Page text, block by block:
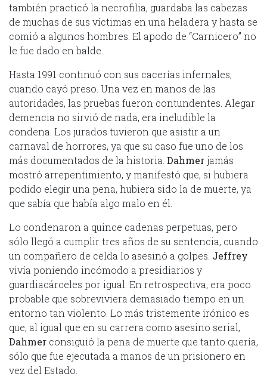
también practicó la necrofilia, guardaba las cabezas
de muchas de sus víctimas en una heladera y hasta se
comió a algunos hombres. El apodo de “Carnicero” no
le fue dado en balde.
Hasta 1991 continuó con sus cacerías infernales,
cuando cayó preso. Una vez en manos de las
autoridades, las pruebas fueron contundentes. Alegar
demencia no sirvió de nada, era ineludible la
condena. Los jurados tuvieron que asistir a un
carnaval de horrores, ya que su caso fue uno de los
más documentados de la historia. Dahmerjamás
mostró arrepentimiento, y manifestó que, si hubiera
podido elegir una pena, hubiera sido la de muerte, ya
que sabía que había algo malo en él.
Lo condenaron a quince cadenas perpetuas, pero
sólo llegó a cumplir tres años de su sentencia, cuando
un compañero de celda lo asesinó a golpes. Jeffrey
vivía poniendo incómodo a presidiarios y
guardiacárceles por igual. En retrospectiva, era poco
probable que sobreviviera demasiado tiempo en un
entorno tan violento. Lo más tristemente irónico es
que, al igual que en su carrera como asesino serial,
Dahmer consiguió la pena de muerte que tanto quería,
sólo que fue ejecutada a manos de un prisionero en
vez del Estado.